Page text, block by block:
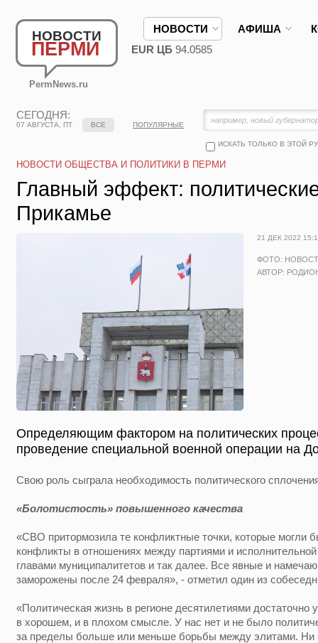
НОВОСТИ
ПЕРМИ
PermNews.ru
НОВОСТИ АФИША
EUR ЦБ 94.0585
СЕГОДНЯ:
07 АВГУСТА, ПТ
ИСКАТЬ ТОЛЬКО В ЭТОЙ
ВСЕ ПОПУЛЯРНЫЕ
НОВОСТИ ОБЩЕСТВА И ПОЛИТИКИ В ПЕРМИ
Главный эффект:
Прикамье
21 ДЕК 2022
ФОТО:
АВТОР:
Определяющим фактором на политических
проведение специальной военной операции на
Свою роль сыграла необходимость политического
«Болотистость» повышенного качества
«СВО притормозила те конфликтные точки, которые могли
конфликты в отношениях между партиями и
главами муниципалитетов и так далее. Все явные и
заморожены после 24 февраля», - отметил один из
«Политическая жизнь в регионе десятилетиями
в хорошем, и в плохом смысле. У нас нет и не было
за пределы больше или меньше борьбы между элитами. Ни